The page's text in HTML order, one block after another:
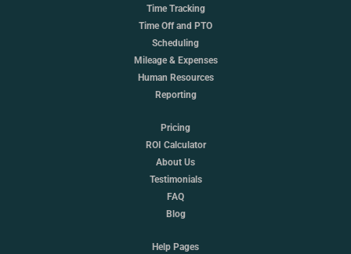
Time Tracking
Time Off and PTO
Scheduling
Mileage & Expenses
Human Resources
Reporting
Pricing
ROI Calculator
About Us
Testimonials
FAQ
Blog
Help Pages